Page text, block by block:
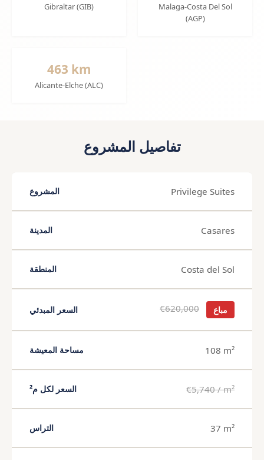
Gibraltar (GIB)
Malaga-Costa Del Sol
(AGP)
463 km
Alicante-Elche (ALC)
تفاصيل المشروع
المشروع Privilege Suites
المدينة Casares
المنطقة Costa del Sol
السعر المبدئي €620,000 مباع
مساحة المعيشة 108 m²
السعر لكل م² €5,740 / m²
التراس 37 m²